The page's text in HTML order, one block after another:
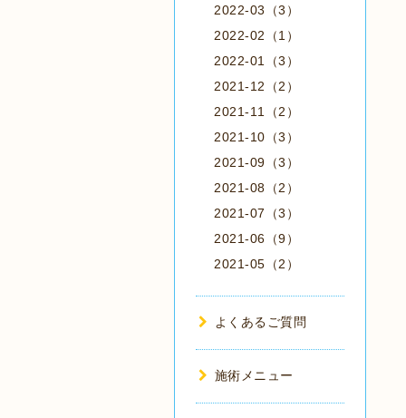
2022-03（3）
2022-02（1）
2022-01（3）
2021-12（2）
2021-11（2）
2021-10（3）
2021-09（3）
2021-08（2）
2021-07（3）
2021-06（9）
2021-05（2）
よくあるご質問
施術メニュー